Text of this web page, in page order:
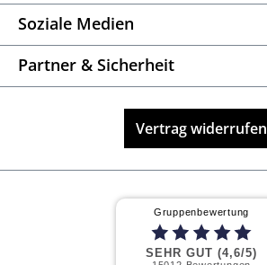
Soziale Medien
Partner & Sicherheit
Vertrag widerrufen